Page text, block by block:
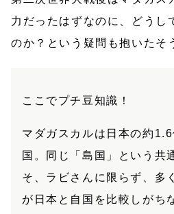
力だったはずなのに、どうし
のか？という疑問も抱いたそ
ここでプチ豆知識！
マダガスカルは日本の約
国。同じ「島国」という共
そ、ラビさんに限らず、多
が日本と自国を比較しがち